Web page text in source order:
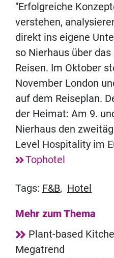
"Erfolgreiche
verstehen,
direkt ins eigene
so Nierhaus über
Reisen. Im Oktober
November London
auf dem Reiseplan.
der Heimat: Am 9.
Nierhaus den
Level Hospitality im
Tophotel
Tags: F&B, Hotel
Mehr zum Thema
Plant-based
Megatrend